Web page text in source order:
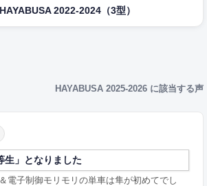
2022-2024（3型）
HAYABUSA 2025-2026 に該当する声
生」となりました
電子制御モリモリの単車は隼が初めてでし